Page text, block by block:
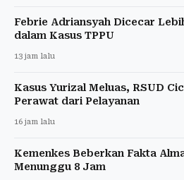
Febrie Adriansyah Dicecar
dalam Kasus TPPU
13 jam lalu
Kasus Yurizal Meluas, RSUD
Perawat dari Pelayanan
16 jam lalu
Kemenkes Beberkan Fakta
Menunggu 8 Jam